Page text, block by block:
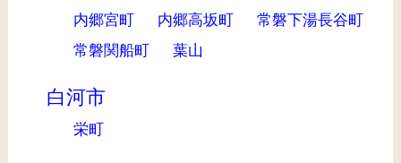
内郷宮町 内郷高坂町
常磐下湯長谷町
常磐関船町
葉山
白河市
栄町